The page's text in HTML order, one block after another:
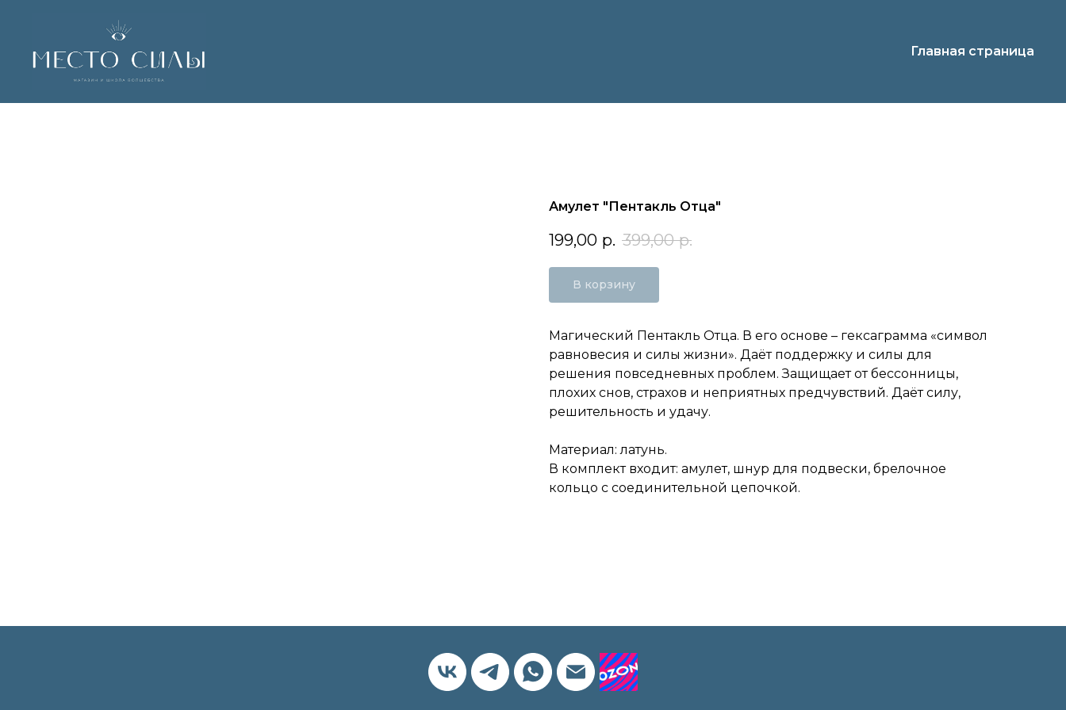
Главная страница
Амулет "Пентакль Отца"
199,00 р. 399,00 р.
В корзину
Магический Пентакль Отца. В его основе – гексаграмма «символ
равновесия и силы жизни». Даёт поддержку и силы для
решения повседневных проблем. Защищает от бессонницы,
плохих снов, страхов и неприятных предчувствий. Даёт силу,
решительность и удачу.
Материал: латунь.
В комплект входит: амулет, шнур для подвески, брелочное
кольцо с соединительной цепочкой.